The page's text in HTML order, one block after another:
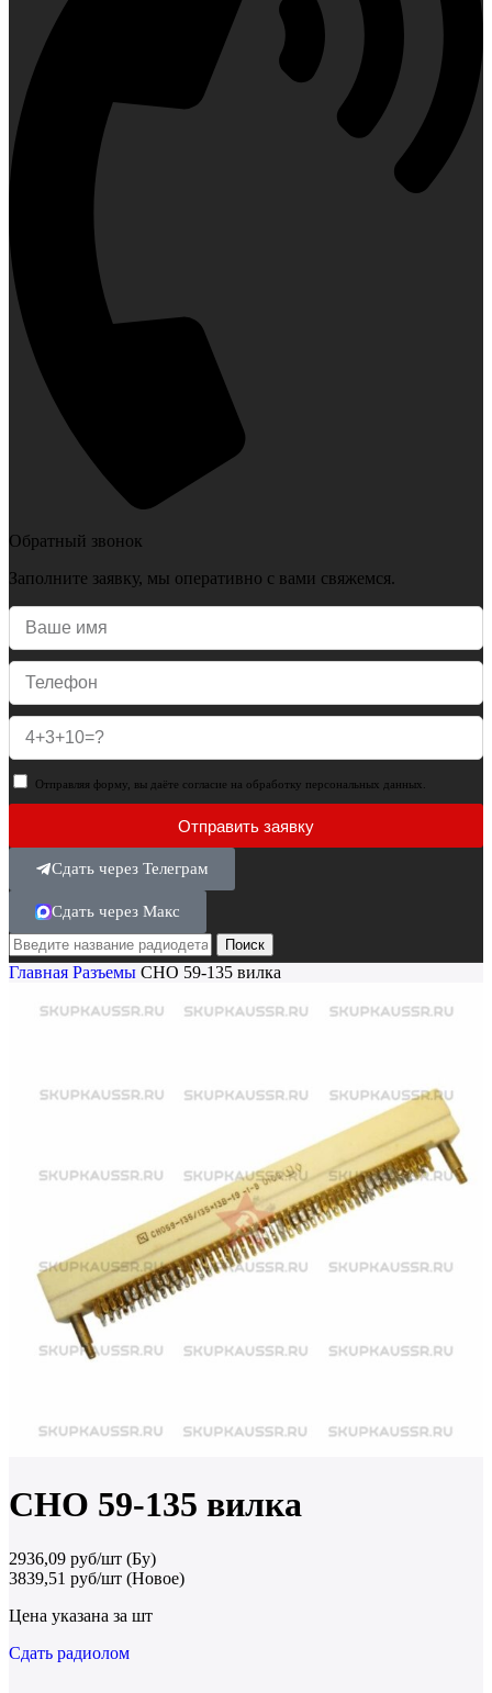
Обратный звонок
Заполните заявку, мы оперативно с вами свяжемся.
Отправляя форму, вы даёте согласие на обработку персональных данных.
Отправить заявку
Сдать через Телеграм
Сдать через Макс
Поиск
Главная Разъемы СНО 59-135 вилка
СНО 59-135 вилка
2936,09 руб/шт (Бу)
3839,51 руб/шт (Новое)
Цена указана за шт
Сдать радиолом